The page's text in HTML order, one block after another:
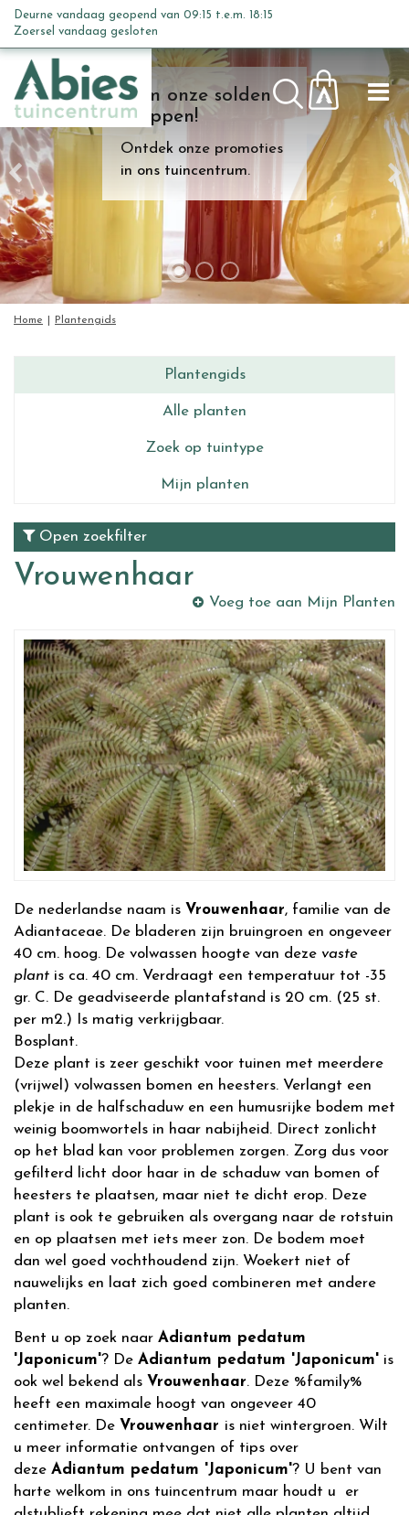
n
c
o
n
t
e
n
t
Kom onze solden
shoppen!
Ontdek onze promoties
in ons tuincentrum.
Home Plantengids
Deurne vandaag geopend van 09:15 t.e.m. 18:15
Zoersel vandaag gesloten
Plantengids
Alle planten
Zoek op tuintype
Mijn planten
Open zoekfilter
Vrouwenhaar
Voeg toe aan Mijn Planten
De nederlandse naam is Vrouwenhaar, familie van de
Adiantaceae. De bladeren zijn bruingroen en ongeveer
40 cm. hoog. De volwassen hoogte van deze vaste
plant is ca. 40 cm. Verdraagt een temperatuur tot -35
gr. C. De geadviseerde plantafstand is 20 cm. (25 st.
per m2.) Is matig verkrijgbaar.
Bosplant.
Deze plant is zeer geschikt voor tuinen met meerdere
(vrijwel) volwassen bomen en heesters. Verlangt een
plekje in de halfschaduw en een humusrijke bodem met
weinig boomwortels in haar nabijheid. Direct zonlicht
op het blad kan voor problemen zorgen. Zorg dus voor
gefilterd licht door haar in de schaduw van bomen of
heesters te plaatsen, maar niet te dicht erop. Deze
plant is ook te gebruiken als overgang naar de rotstuin
en op plaatsen met iets meer zon. De bodem moet
dan wel goed vochthoudend zijn. Woekert niet of
nauwelijks en laat zich goed combineren met andere
planten.
Bent u op zoek naar Adiantum pedatum
'Japonicum'? De Adiantum pedatum 'Japonicum' is
ook wel bekend als Vrouwenhaar. Deze %family%
heeft een maximale hoogt van ongeveer 40
centimeter. De Vrouwenhaar is niet wintergroen. Wilt
u meer informatie ontvangen of tips over
deze Adiantum pedatum 'Japonicum'? U bent van
harte welkom in ons tuincentrum maar houdt u er